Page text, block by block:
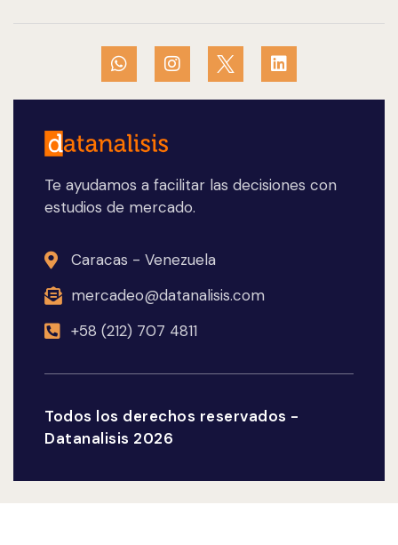
Te ayudamos a facilitar las decisiones con
estudios de mercado.
Caracas - Venezuela
mercadeo@datanalisis.com
+58 (212) 707 4811
Todos los derechos reservados -
Datanalisis 2026